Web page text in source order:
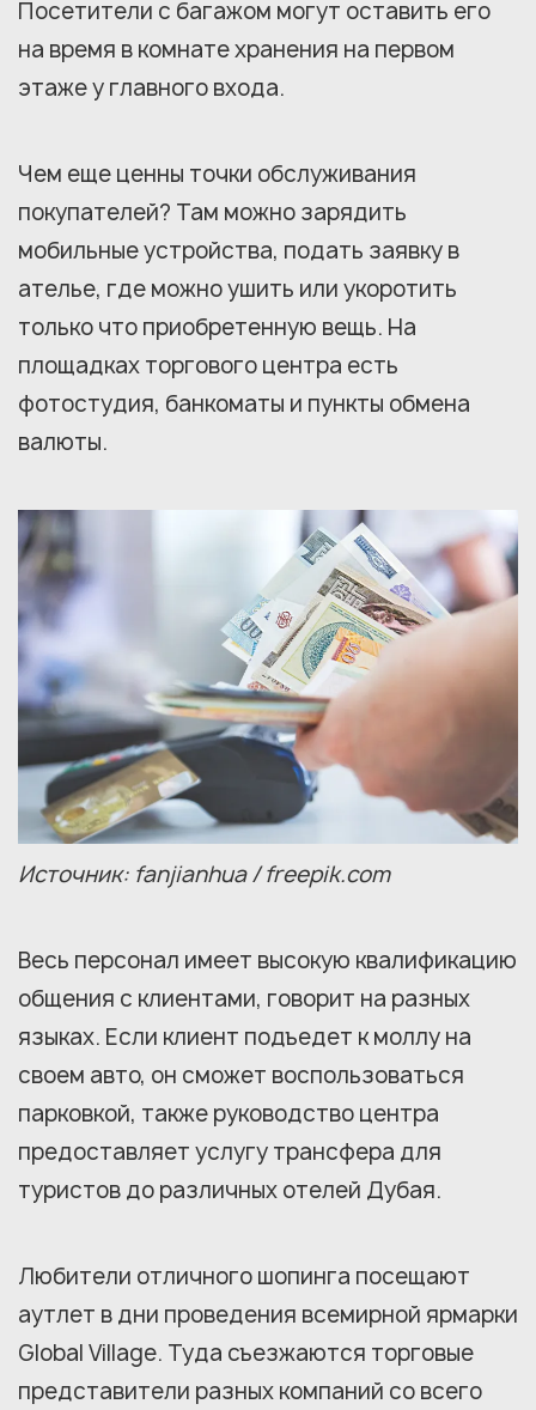
Посетители с багажом могут оставить его
на время в комнате хранения на первом
этаже у главного входа.
Чем еще ценны точки обслуживания
покупателей? Там можно зарядить
мобильные устройства, подать заявку в
ателье, где можно ушить или укоротить
только что приобретенную вещь. На
площадках торгового центра есть
фотостудия, банкоматы и пункты обмена
валюты.
Источник: fanjianhua / freepik.com
Весь персонал имеет высокую квалификацию
общения с клиентами, говорит на разных
языках. Если клиент подъедет к моллу на
своем авто, он сможет воспользоваться
парковкой, также руководство центра
предоставляет услугу трансфера для
туристов до различных отелей Дубая.
Любители отличного шопинга посещают
аутлет в дни проведения всемирной ярмарки
Global Village. Туда съезжаются торговые
представители разных компаний со всего